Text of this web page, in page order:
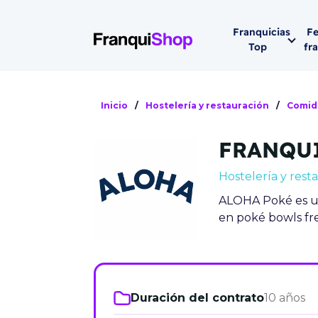
Franquicias
Top
Hostelería
Estética y
Vending08-
IFEMA -
España)
Lleva tu
Inicio / Hostelería y restauración /
Hostelería y
ALOHA Poké es
en poké bowls
Duración del contrato10 años